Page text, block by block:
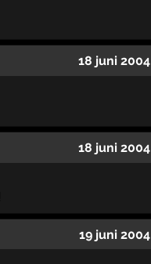
18 juni
18 juni
19 juni